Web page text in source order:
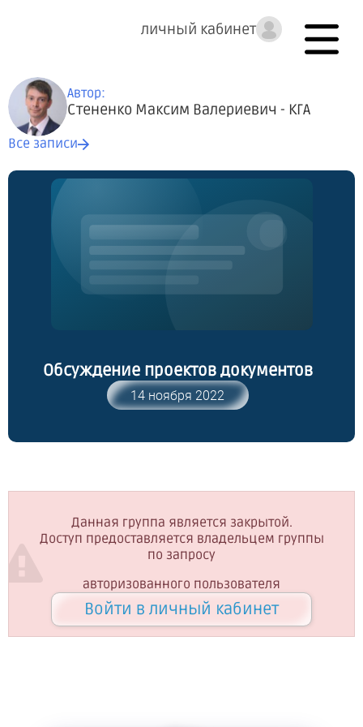
личный кабинет
Автор:
Стененко Максим Валериевич - КГА
Все записи
Обсуждение проектов документов
14 ноября 2022
Данная группа является закрытой.
Доступ предоставляется владельцем группы
по запросу
авторизованного пользователя
Войти в личный кабинет